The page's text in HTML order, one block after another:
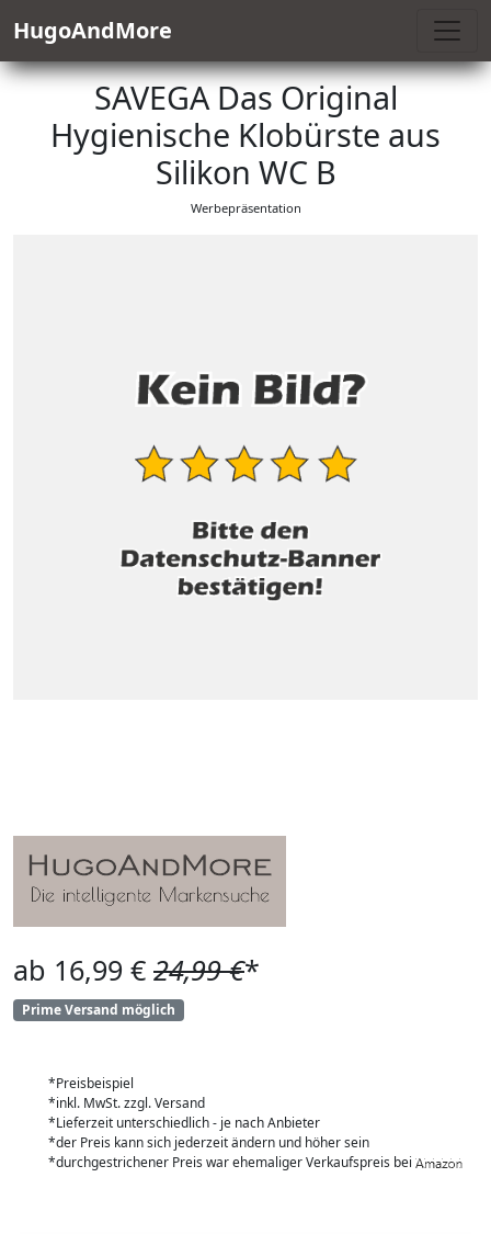
HugoAndMore
SAVEGA Das Original
Hygienische Klobürste aus
Silikon WC B
Werbepräsentation
ab 16,99 € 24,99 €*
Prime Versand möglich
*Preisbeispiel
*inkl. MwSt. zzgl. Versand
*Lieferzeit unterschiedlich - je nach Anbieter
*der Preis kann sich jederzeit ändern und höher sein
*durchgestrichener Preis war ehemaliger Verkaufspreis bei